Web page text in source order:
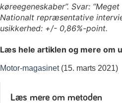
køreegeneskaber”. Svar:
Nationalt repræsentative
usikkerhed: +/- 0,86%-point.
Læs hele artiklen og mere om
Motor-magasinet(15. marts 2021)
Læs mere om metoden